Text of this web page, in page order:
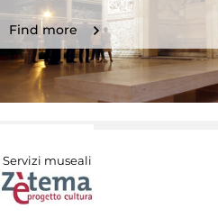
Find more
Servizi museali